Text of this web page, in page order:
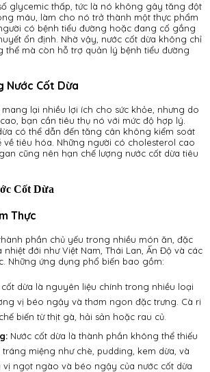
glycemic thấp, tức là nó không gây tăng đột
máu, làm cho nó trở thành một thực phẩm
có bệnh tiểu đường hoặc đang cố gắng
ổn định. Nhờ vậy, nước cốt dừa không chỉ
thể mà còn hỗ trợ quản lý bệnh tiểu đường
Nước Cốt Dừa
lại nhiều lợi ích cho sức khỏe, nhưng do
bạn cần tiêu thụ nó với mức độ hợp lý.
có thể dẫn đến tăng cân không kiểm soát
về tiêu hóa. Những người có cholesterol cao
cũng nên hạn chế lượng nước cốt dừa tiêu
Cốt Dừa
Thực
phần chủ yếu trong nhiều món ăn, đặc
đới như Việt Nam, Thái Lan, Ấn Độ và các
Những ứng dụng phổ biến bao gồm:
cốt dừa là nguyên liệu chính trong nhiều loại
vị béo ngậy và thơm ngon đặc trưng. Cà ri
biến từ thịt gà, hải sản hoặc rau củ.
Nước cốt dừa là thành phần không thể thiếu
miệng như chè, pudding, kem dừa, và
vị ngọt ngào và béo ngậy của nước cốt dừa